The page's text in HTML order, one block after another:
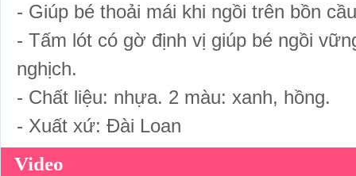
- Giúp bé thoải mái khi ngồi trên bồn
- Tấm lót có gờ định vị giúp bé ngồi
nghịch.
- Chất liệu: nhựa. 2 màu: xanh, hồng.
- Xuất xứ: Đài Loan
Video